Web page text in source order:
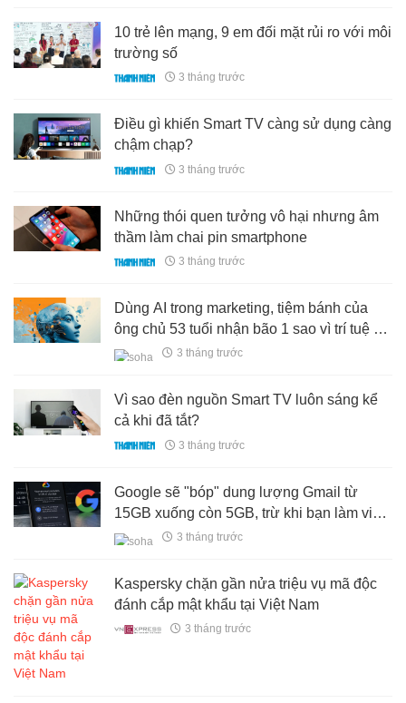
10 trẻ lên mạng, 9 em đối mặt rủi ro với môi
trường số
3 tháng trước
Điều gì khiến Smart TV càng sử dụng càng
chậm chạp?
3 tháng trước
Những thói quen tưởng vô hại nhưng âm
thầm làm chai pin smartphone
3 tháng trước
Dùng AI trong marketing, tiệm bánh của
ông chủ 53 tuổi nhận bão 1 sao vì trí tuệ ảo
quá…”thông minh”
3 tháng trước
Vì sao đèn nguồn Smart TV luôn sáng kể
cả khi đã tắt?
3 tháng trước
Google sẽ "bóp" dung lượng Gmail từ
15GB xuống còn 5GB, trừ khi bạn làm việc
này
3 tháng trước
Kaspersky chặn gần nửa triệu vụ mã độc
đánh cắp mật khẩu tại Việt Nam
3 tháng trước